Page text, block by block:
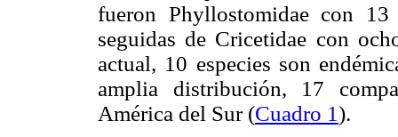
fueron Phyllostomidae con
seguidas de Cricetidae con
actual, 10 especies son
amplia distribución, 17
América del Sur (Cuadro 1).